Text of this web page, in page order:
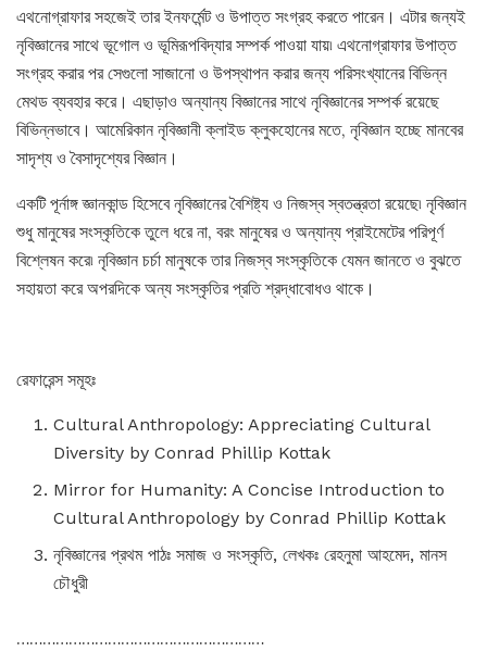
এথনোগ্রাফার সহজেই তার ইনফর্মেন্ট ও উপাত্ত সংগ্রহ করতে পারেন। এটার জন্যই
নৃবিজ্ঞানের সাথে ভূগোল ও ভূমিরূপবিদ্যার সম্পর্ক পাওয়া যায়৷ এথনোগ্রাফার উপাত্ত
সংগ্রহ করার পর সেগুলো সাজানো ও উপস্থাপন করার জন্য পরিসংখ্যানের বিভিন্ন
মেথড ব্যবহার করে। এছাড়াও অন্যান্য বিজ্ঞানের সাথে নৃবিজ্ঞানের সম্পর্ক রয়েছে
বিভিন্নভাবে। আমেরিকান নৃবিজ্ঞানী ক্লাইড ক্লুকহোনের মতে, নৃবিজ্ঞান হচ্ছে মানবের
সাদৃশ্য ও বৈসাদৃশ্যের বিজ্ঞান।
একটি পূর্নাঙ্গ জ্ঞানকান্ড হিসেবে নৃবিজ্ঞানের বৈশিষ্ট্য ও নিজস্ব স্বতন্ত্রতা রয়েছে৷ নৃবিজ্ঞান
শুধু মানুষের সংস্কৃতিকে তুলে ধরে না, বরং মানুষের ও অন্যান্য প্রাইমেটের পরিপূর্ণ
বিশ্লেষন করে৷ নৃবিজ্ঞান চর্চা মানুষকে তার নিজস্ব সংস্কৃতিকে যেমন জানতে ও বুঝতে
সহায়তা করে অপরদিকে অন্য সংস্কৃতির প্রতি শ্রদ্ধাবোধও থাকে।
রেফারেন্স সমূহঃ
Cultural Anthropology: Appreciating Cultural
Diversity by Conrad Phillip Kottak
Mirror for Humanity: A Concise Introduction to
Cultural Anthropology by Conrad Phillip Kottak
নৃবিজ্ঞানের প্রথম পাঠঃ সমাজ ও সংস্কৃতি, লেখকঃ রেহনুমা আহমেদ, মানস
চৌধুরী
…………………………………………………